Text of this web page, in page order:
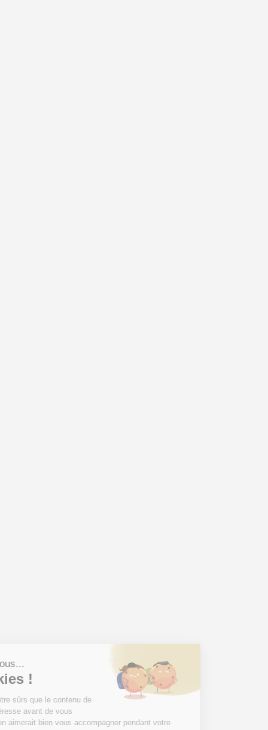
Salut c'est nous...
les Cookies !
On a attendu d'être sûrs que le contenu de
ce site vous intéresse avant de vous
déranger, mais on aimerait bien vous accompagner pendant votre